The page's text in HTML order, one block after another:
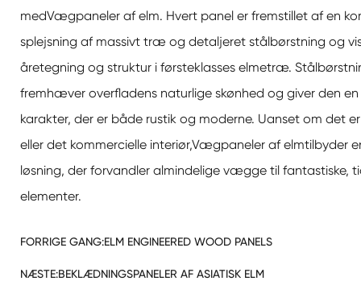
medVægpaneler af elm. Hvert panel er fremstillet af en
splejsning af massivt træ og detaljeret stålbørstning og
åretegning og struktur i førsteklasses elmetræ.
fremhæver overfladens naturlige skønhed og giver den
karakter, der er både rustik og moderne. Uanset om det
eller det kommercielle interiør,Vægpaneler af elmtilbyder
løsning, der forvandler almindelige vægge til fantastiske,
elementer.
FORRIGE GANG:ELM ENGINEERED WOOD PANELS
NÆSTE:BEKLÆDNINGSPANELER AF ASIATISK ELM